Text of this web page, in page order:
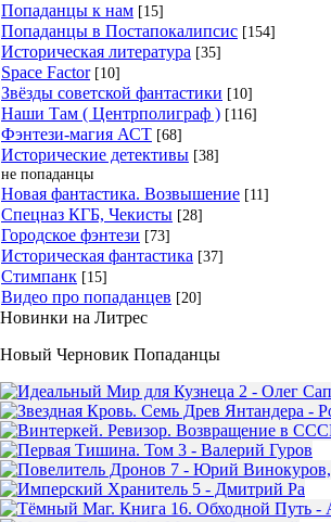
Попаданцы к нам [15]
Попаданцы в Постапокалипсис [154]
Историческая литература [35]
Space Factor [10]
Звёзды советской фантастики [10]
Наши Там ( Центрполиграф ) [116]
Фэнтези-магия АСТ [68]
Исторические детективы [38]
не попаданцы
Новая фантастика. Возвышение [11]
Спецназ КГБ, Чекисты [28]
Городское фэнтези [73]
Историческая фантастика [37]
Стимпанк [15]
Видео про попаданцев [20]
Новинки на Литрес
Новый Черновик Попаданцы